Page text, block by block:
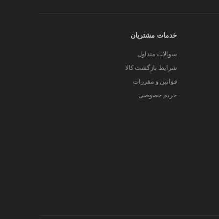
خدمات مشتریان
سوالات متداول
شرایط بازگشت کالا
قوانین و مقررات
حریم خصوصی